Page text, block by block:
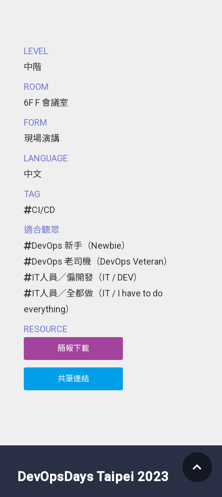
LEVEL
中階
ROOM
6F F 會議室
FORM
現場演講
LANGUAGE
中文
TAG
CI/CD
適合聽眾
DevOps 新手（Newbie）
DevOps 老司機（DevOps Veteran）
IT人員／偏開發（IT / DEV）
IT人員／全都做（IT / I have to do
everything）
RESOURCE
簡報下載
共筆連結
DevOpsDays Taipei 2023